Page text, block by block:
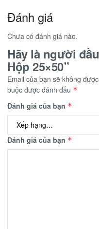
Đánh giá
Chưa có đánh giá nào.
Hãy là người
Hộp 25×50”
Email của bạn sẽ không
buộc được đánh dấu *
Đánh giá của bạn *
Đánh giá của bạn *